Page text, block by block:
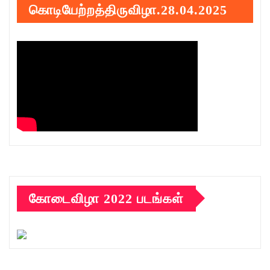
கொடியேற்றத்திருவிழா.28.04.2025
கோடைவிழா 2022 படங்கள்